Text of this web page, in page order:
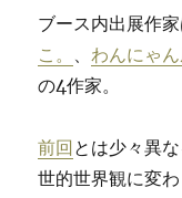
ブース内出展作家
こ。
わんにゃ
の4作家。
前回とは少々異
世的世界観に変